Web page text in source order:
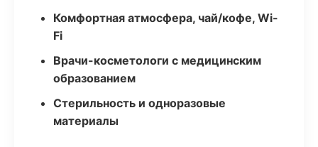
Комфортная атмосфера, чай/кофе, Wi-
Fi
Врачи-косметологи с медицинским
образованием
Стерильность и одноразовые
материалы